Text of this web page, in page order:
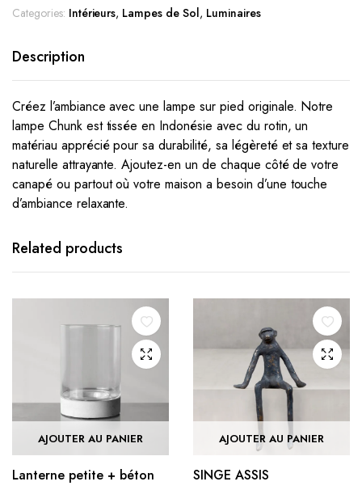
Categories: Intérieurs, Lampes de Sol, Luminaires
Description
Créez l’ambiance avec une lampe sur pied originale. Notre
lampe Chunk est tissée en Indonésie avec du rotin, un
matériau apprécié pour sa durabilité, sa légèreté et sa texture
naturelle attrayante. Ajoutez-en un de chaque côté de votre
canapé ou partout où votre maison a besoin d’une touche
d’ambiance relaxante.
Related products
AJOUTER AU PANIER
Lanterne petite + béton
AJOUTER AU PANIER
SINGE ASSIS